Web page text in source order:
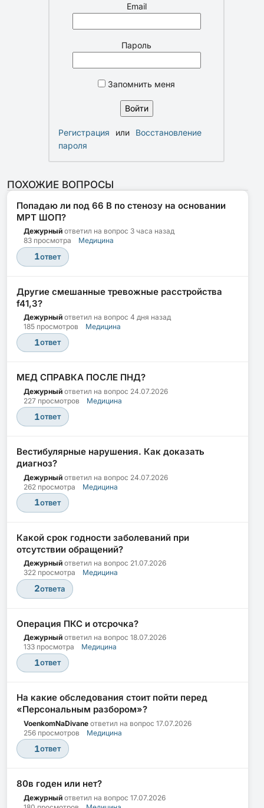
Email
Пароль
Запомнить меня
Регистрация или
Восстановление
пароля
ПОХОЖИЕ ВОПРОСЫ
Попадаю ли под 66 В по стенозу на основании
МРТ ШОП?
Дежурный ответил на вопрос 3 часа назад
83 просмотра
Медицина
1ответ
Другие смешанные тревожные расстройства
f41,3?
Дежурный ответил на вопрос 4 дня назад
185 просмотров
Медицина
1ответ
МЕД СПРАВКА ПОСЛЕ ПНД?
Дежурный ответил на вопрос 24.07.2026
227 просмотров
Медицина
1ответ
Вестибулярные нарушения. Как доказать
диагноз?
Дежурный ответил на вопрос 24.07.2026
262 просмотра
Медицина
1ответ
Какой срок годности заболеваний при
отсутствии обращений?
Дежурный ответил на вопрос 21.07.2026
322 просмотра
Медицина
2ответа
Операция ПКС и отсрочка?
Дежурный ответил на вопрос 18.07.2026
133 просмотра
Медицина
1ответ
На какие обследования стоит пойти перед
«Персональным разбором»?
VoenkomNaDivane ответил на вопрос 17.07.2026
256 просмотров
Медицина
1ответ
80в годен или нет?
Дежурный ответил на вопрос 17.07.2026